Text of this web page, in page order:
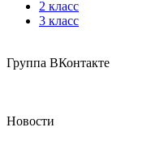
2 класс
3 класс
Группа ВКонтакте
Новости